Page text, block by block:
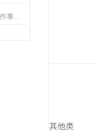
植保工具箱是如何做到让植保工作事半功倍的
其他类